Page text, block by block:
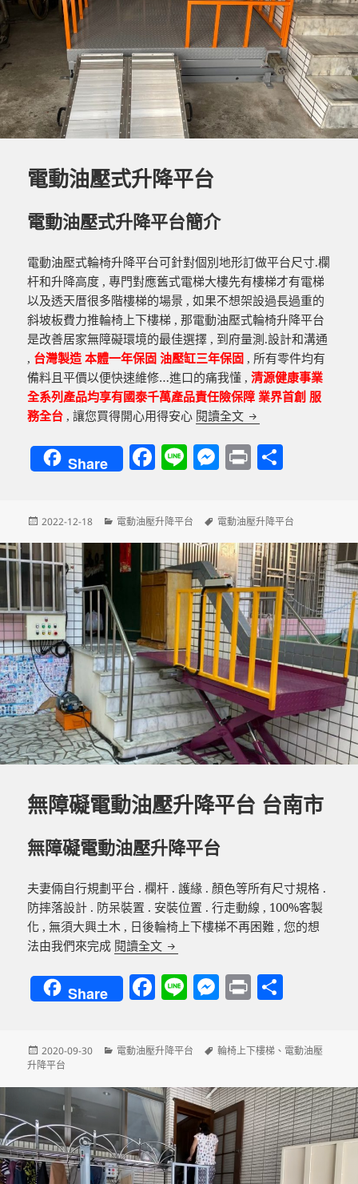
電動油壓式升降平台
電動油壓式升降平台簡介
電動油壓式輪椅升降平台可針對個別地形訂做平台尺寸.欄
杆和升降高度 , 專門對應舊式電梯大樓先有樓梯才有電梯
以及透天厝很多階樓梯的場景 , 如果不想架設過長過重的
斜坡板費力推輪椅上下樓梯 , 那電動油壓式輪椅升降平台
是改善居家無障礙環境的最佳選擇 , 到府量測.設計和溝通
, 台灣製造 本體一年保固 油壓缸三年保固 , 所有零件均有
備料且平價以便快速維修…進口的痛我懂 ,清源健康事業
全系列產品均享有國泰千萬產品責任險保障 業界首創 服
務全台 , 讓您買得開心用得安心 閱讀全文 電動油壓式升降平台
Share F
c
e
b
o
o
k
Li
e
M
se
n
g
er
P
nt
發
日
期:
2022-12-18
分
電動油壓升降平台
標
電動油壓升降平台
無障礙電動油壓升降平台 台南市
無障礙電動油壓升降平台
夫妻倆自行規劃平台 . 欄杆 . 護緣 . 顏色等所有尺寸規格 .
防摔落設計 . 防呆裝置 . 安裝位置 . 行走動線 , 100%客製
化 , 無須大興土木 , 日後輪椅上下樓梯不再困難 , 您的想
法由我們來完成 閱讀全文 無障礙電動油壓升降平台 台南市
Share F
c
e
b
o
o
k
Li
e
M
se
n
g
er
P
nt
發
佈
期:
2020-09-30
分
電動油壓升降平台
標
輪椅上下樓梯 、 電動油壓
升降平台